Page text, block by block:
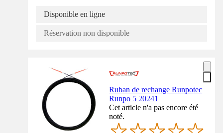
Disponible en ligne
Réservation non disponible
Ruban de rechange Runpotec
Runpo 5 20241
Cet article n'a pas encore été
noté.